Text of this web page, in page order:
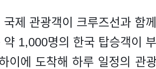
제 관광객이 크루즈선과 함
1,000명의 한국 탑승객이
이에 도착해 하루 일정의 관